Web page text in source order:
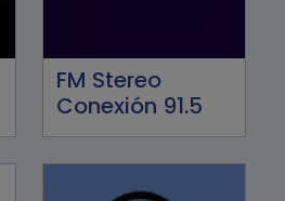
FM Stereo
Conexión 91.5